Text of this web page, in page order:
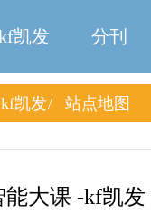
凯发 分刊
凯发
站点地图
大课 -kf凯发